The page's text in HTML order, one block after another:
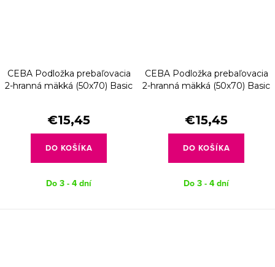
CEBA Podložka prebaľovacia
2-hranná mäkká (50x70) Basic
€15,45
DO KOŠÍKA
Do 3 - 4 dní
CEBA Podložka prebaľovacia
2-hranná mäkká (50x70) Basic
€15,45
DO KOŠÍKA
Do 3 - 4 dní